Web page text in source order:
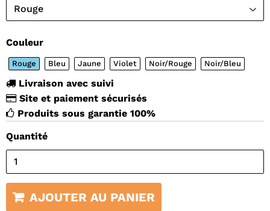
Couleur
Rouge Bleu Jaune Violet Noir/Rouge Noir/Bleu
Livraison avec suivi
Site et paiement sécurisés
Produits sous garantie 100%
Quantité
AJOUTER AU PANIER